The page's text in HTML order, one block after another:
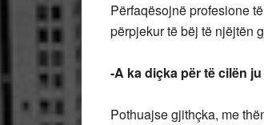
Përfaqësojnë profesione
përpjekur të bëj të njëjtën
-A ka diçka për të cilën
Pothuajse gjithçka, me